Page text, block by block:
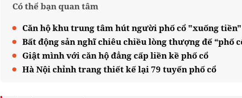
Có thể bạn quan tâm
Căn hộ khu trung tâm hút người phố cổ "xuống tiền"
Bất động sản nghĩ chiêu chiều lòng thượng đế “phố
Giật mình với căn hộ đẳng cấp liền kề phố cổ
Hà Nội chỉnh trang thiết kế lại 79 tuyến phố cổ